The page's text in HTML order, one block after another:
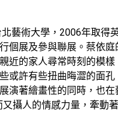
藝術大學，2006年取得
個展及參與聯展。蔡依
近的家人尋常時刻的模
或許有些扭曲晦澀的面
演著繪畫性的同時，也
攝人的情感力量，牽動